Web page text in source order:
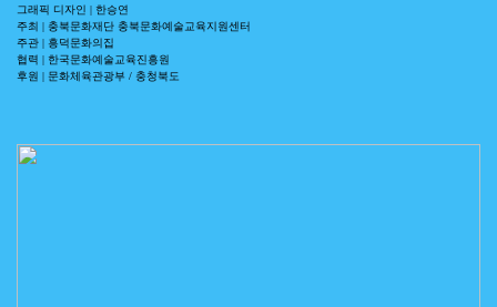
그래픽 디자인 | 한승연
주최 | 충북문화재단 충북문화예술교육지원센터
주관 | 흥덕문화의집
협력 | 한국문화예술교육진흥원
후원 | 문화체육관광부 / 충청북도